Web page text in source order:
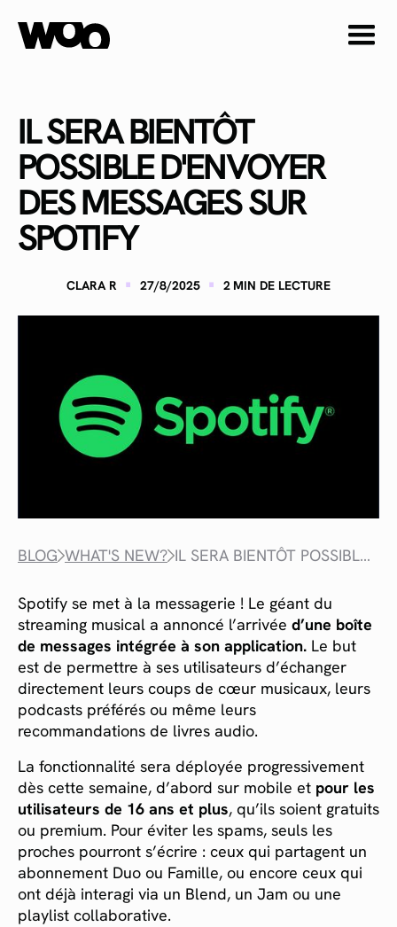
IL SERA BIENTÔT
POSSIBLE D'ENVOYER
DES MESSAGES SUR
SPOTIFY
CLARA R · 27/8/2025 · 2 MIN DE LECTURE
BLOG WHAT'S NEW? IL SERA BIENTÔT POSSIBLE D'ENVOYER DES MESSAGES SUR SPOTIFY
Spotify se met à la messagerie ! Le géant du
streaming musical a annoncé l’arrivée d’une boîte
de messages intégrée à son application. Le but
est de permettre à ses utilisateurs d’échanger
directement leurs coups de cœur musicaux, leurs
podcasts préférés ou même leurs
recommandations de livres audio.
La fonctionnalité sera déployée progressivement
dès cette semaine, d’abord sur mobile et pour les
utilisateurs de 16 ans et plus, qu’ils soient gratuits
ou premium. Pour éviter les spams, seuls les
proches pourront s’écrire : ceux qui partagent un
abonnement Duo ou Famille, ou encore ceux qui
ont déjà interagi via un Blend, un Jam ou une
playlist collaborative.